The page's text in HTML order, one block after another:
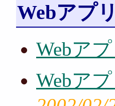
Webアプ
Webア
Webア